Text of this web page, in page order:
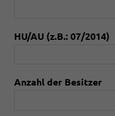
HU/AU (z.B.: 07/2014)
Anzahl der Besitzer